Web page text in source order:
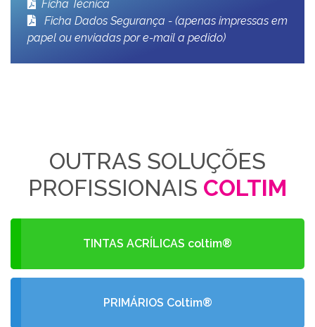
Ficha Técnica
Ficha Dados Segurança - (apenas impressas em
papel ou enviadas por e-mail a pedido)
OUTRAS SOLUÇÕES
PROFISSIONAIS COLTIM
TINTAS ACRÍLICAS coltim®
PRIMÁRIOS Coltim®